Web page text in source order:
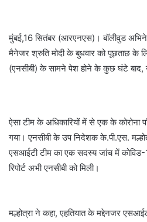
मुंबई,16 सितंबर (आरएनएस)। बॉलीवुड
मैनेजर श्रुति मोदी के बुधवार को पूछताछ के
(एनसीबी) के सामने पेश होने के कुछ घंटे बाद,
ऐसा टीम के अधिकारियों में से एक के कोरोना
गया। एनसीबी के उप निदेशक के.पी.एस.
एसआईटी टीम का एक सदस्य जांच में कोविड-
रिपोर्ट अभी एनसीबी को मिली।
मल्होत्रा ने कहा, एहतियात के मद्देनजर